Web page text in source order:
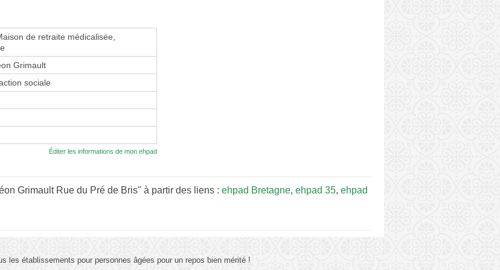
de retraite médicalisée,
Grimault
sociale
Éditer les informations de mon ehpad
Grimault Rue du Pré de Bris" à partir des liens : ehpad Bretagne, ehpad 35, ehpad
les établissements pour personnes âgées pour un repos bien mérité !